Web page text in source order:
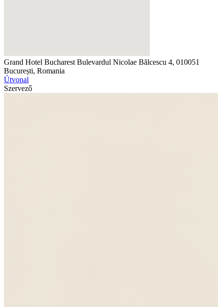
Grand Hotel Bucharest Bulevardul Nicolae Bălcescu 4, 010051
București, Romania
Útvonal
Szervező